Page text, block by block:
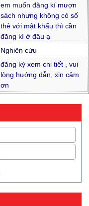
em muốn đăng kí mượn
sách nhưng không có số
thẻ với mật khẩu thì cần
đăng kí ở đâu ạ
Nghiên cứu
đăng ký xem chi tiết , vui
lòng hướng dẫn, xin cảm
ơn